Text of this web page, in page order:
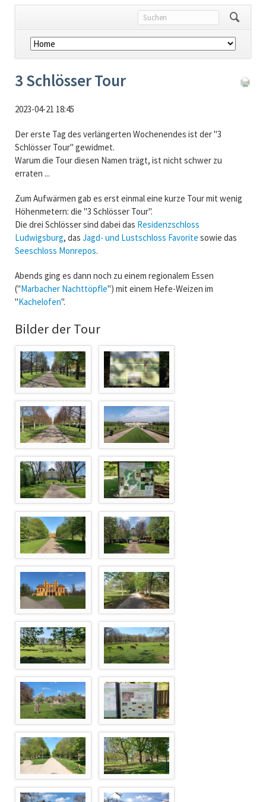
Navigation
überspringen
3 Schlösser Tour
2023-04-21 18:45
Der erste Tag des verlängerten Wochenendes ist der "3
Schlösser Tour" gewidmet.
Warum die Tour diesen Namen trägt, ist nicht schwer zu
erraten ...
Zum Aufwärmen gab es erst einmal eine kurze Tour mit wenig
Höhenmetern: die "3 Schlösser Tour".
Die drei Schlösser sind dabei das Residenzschloss
Ludwigsburg, das Jagd- und Lustschloss Favorite sowie das
Seeschloss Monrepos.
Abends ging es dann noch zu einem regionalem Essen
("Marbacher Nachttöpfle") mit einem Hefe-Weizen im
"Kachelofen".
Bilder der Tour